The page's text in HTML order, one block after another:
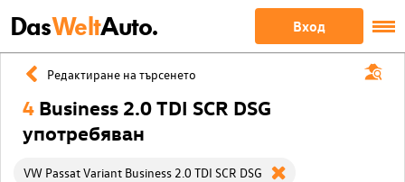
DasWeltAuto. Вход
Редактиране на търсенето
4 Business 2.0 TDI SCR DSG
употребяван
VW Passat Variant Business 2.0 TDI SCR DSG